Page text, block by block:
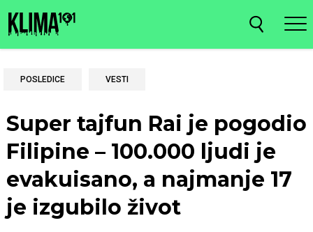
POSLEDICE VESTI
Super tajfun Rai je pogodio
Filipine – 100.000 ljudi je
evakuisano, a najmanje 17
je izgubilo život